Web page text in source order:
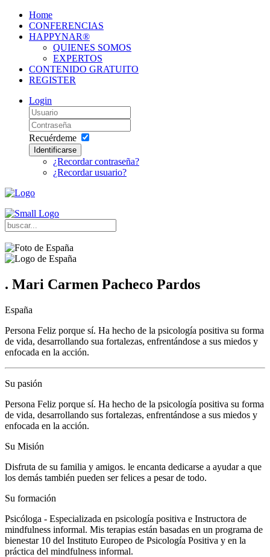
Home
CONFERENCIAS
HAPPYNAR®
QUIENES SOMOS
EXPERTOS
CONTENIDO GRATUITO
REGISTER
Login
Recuérdeme
Identificarse
¿Recordar contraseña?
¿Recordar usuario?
. Mari Carmen Pacheco Pardos
España
Persona Feliz porque sí. Ha hecho de la psicología positiva su forma
de vida, desarrollando sua fortalezas, enfrentándose a sus miedos y
enfocada en la acción.
Su pasión
Persona Feliz porque sí. Ha hecho de la psicología positiva su forma
de vida, desarrollando sus fortalezas, enfrentándose a sus miedos y
enfocada en la acción.
Su Misión
Disfruta de su familia y amigos. le encanta dedicarse a ayudar a que
los demás también pueden ser felices a pesar de todo.
Su formación
Psicóloga - Especializada en psicología positiva e Instructora de
mindfulness informal. Mis terapias están basadas en un programa de
bienestar 10 del Instituto Europeo de Psicología Positiva y en la
práctica del mindfulness informal.